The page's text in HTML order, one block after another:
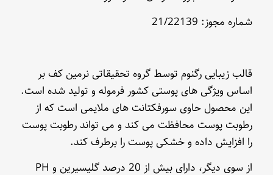
شماره مجوز: 21/22139
قالب زیبایی رگنوم توسط گروه تحقیقاتی نرمین کف بر
اساس ویژگی های پوستی کشور فرموله و تولید شده است.
این محصول حاوی سورفکتانت های ملایمی است که از
رطوبت پوست محافظت می کند و می تواند رطوبت پوست
را افزایش داده و خشکی پوست را برطرف کند.
از سوی دیگر، دارای بیش از 20 درصد گلیسیرین و PH